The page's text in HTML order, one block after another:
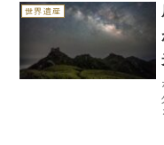
世界遺産